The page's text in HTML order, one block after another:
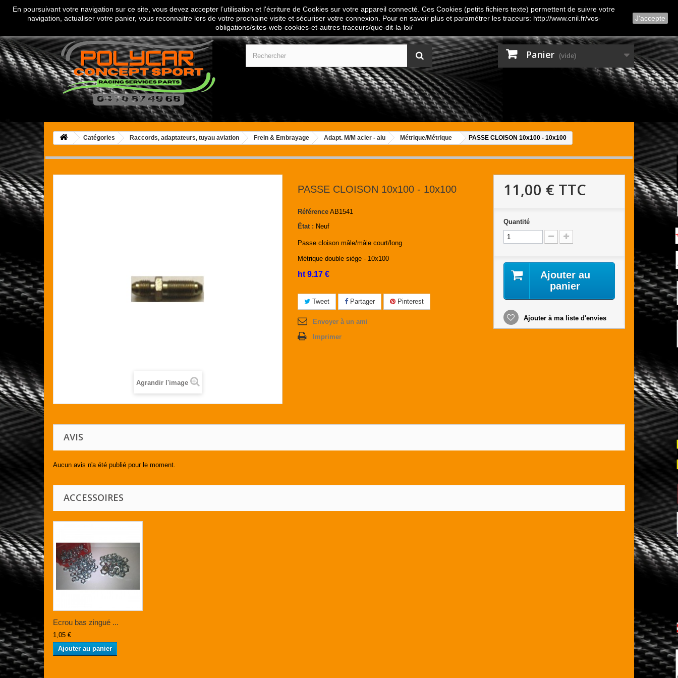
Connexion
Contactez-nous
Appelez-nous au :04 70 67 49 68
Panier (vide)
Catégories Raccords, adaptateurs, tuyau aviation Frein & Embrayage Adapt. M/M acier - alu Métrique/Métrique PASSE CLOISON 10x100 - 10x100
Agrandir l'image
PASSE CLOISON 10x100 - 10x100
Référence AB1541
État : Neuf
Passe cloison mâle/mâle court/long
Métrique double siège - 10x100
ht 9.17 €
Tweet Partager Pinterest
Envoyer à un ami
Imprimer
11,00 € TTC
Quantité
Ajouter au
panier
Ajouter à ma liste d'envies
AVIS
Aucun avis n'a été publié pour le moment.
ACCESSOIRES
Ecrou bas zingué ...
1,05 €
Ajouter au panier
En poursuivant votre navigation sur ce site, vous devez accepter l’utilisation et l'écriture de Cookies sur votre appareil connecté. Ces Cookies (petits fichiers texte) permettent de suivre votre
navigation, actualiser votre panier, vous reconnaitre lors de votre prochaine visite et sécuriser votre connexion. Pour en savoir plus et paramétrer les traceurs: http://www.cnil.fr/vos-
obligations/sites-web-cookies-et-autres-traceurs/que-dit-la-loi/
J'accepte